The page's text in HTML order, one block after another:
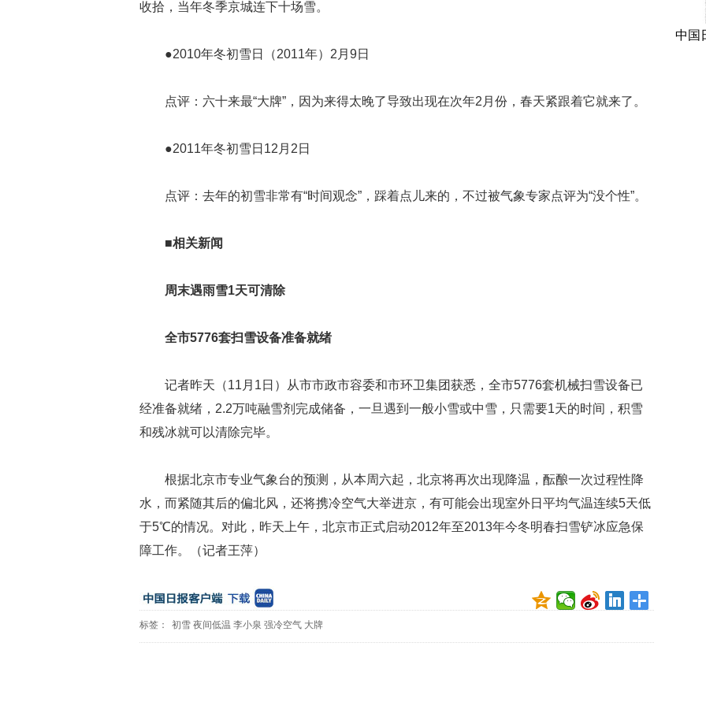
收拾，当年冬季京城连下十场雪。
●2010年冬初雪日（2011年）2月9日
点评：六十来最“大牌”，因为来得太晚了导致出现在次年2月份，春天紧跟着它就来了。
●2011年冬初雪日12月2日
点评：去年的初雪非常有“时间观念”，踩着点儿来的，不过被气象专家点评为“没个性”。
■相关新闻
周末遇雨雪1天可清除
全市5776套扫雪设备准备就绪
记者昨天（11月1日）从市市政市容委和市环卫集团获悉，全市5776套机械扫雪设备已
经准备就绪，2.2万吨融雪剂完成储备，一旦遇到一般小雪或中雪，只需要1天的时间，积雪
和残冰就可以清除完毕。
根据北京市专业气象台的预测，从本周六起，北京将再次出现降温，酝酿一次过程性降
水，而紧随其后的偏北风，还将携冷空气大举进京，有可能会出现室外日平均气温连续5天低
于5℃的情况。对此，昨天上午，北京市正式启动2012年至2013年今冬明春扫雪铲冰应急保
障工作。（记者王萍）
标签： 初雪 夜间低温 李小泉 强冷空气 大牌
中国